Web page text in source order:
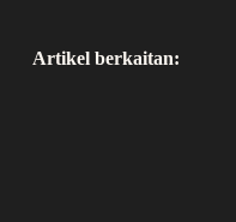
Artikel berkaitan: